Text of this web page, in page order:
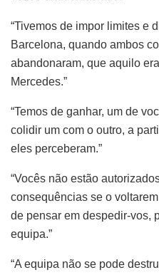
“Tivemos de impor limites e
Barcelona, quando ambos
abandonaram, que aquilo
Mercedes.”
“Temos de ganhar, um de
colidir um com o outro, a
eles perceberam.”
“Vocês não estão
consequências se o
de pensar em despedir-vos,
equipa.”
“A equipa não se pode